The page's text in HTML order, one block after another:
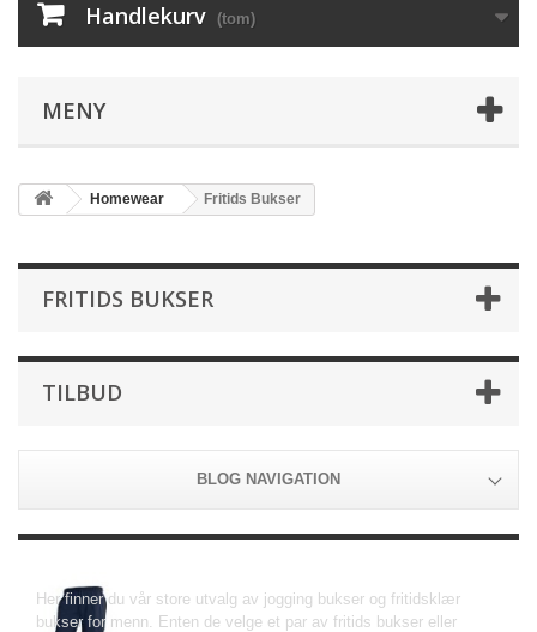
Handlekurv (tom)
MENY
Homewear Fritids Bukser
FRITIDS BUKSER
TILBUD
BLOG NAVIGATION
Her finner du vår store utvalg av jogging bukser og fritidsklær
bukser for menn. Enten de velge et par av fritids bukser eller